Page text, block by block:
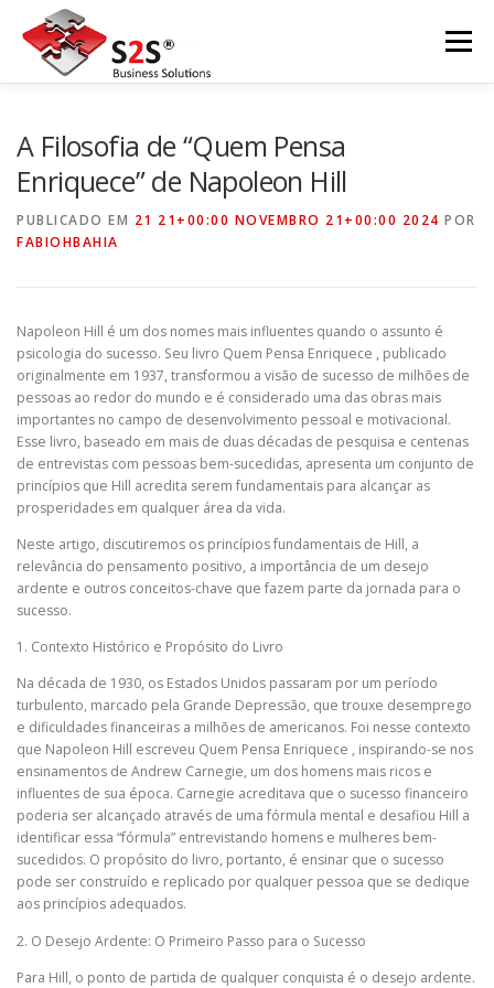
para
conteúdo
Menu
A Filosofia de “Quem Pensa
Enriquece” de Napoleon Hill
PUBLICADO EM 21 21+00:00 NOVEMBRO 21+00:00 2024 POR
FABIOHBAHIA
Napoleon Hill é um dos nomes mais influentes quando o assunto é
psicologia do sucesso. Seu livro Quem Pensa Enriquece , publicado
originalmente em 1937, transformou a visão de sucesso de milhões de
pessoas ao redor do mundo e é considerado uma das obras mais
importantes no campo de desenvolvimento pessoal e motivacional.
Esse livro, baseado em mais de duas décadas de pesquisa e centenas
de entrevistas com pessoas bem-sucedidas, apresenta um conjunto de
princípios que Hill acredita serem fundamentais para alcançar as
prosperidades em qualquer área da vida.
Neste artigo, discutiremos os princípios fundamentais de Hill, a
relevância do pensamento positivo, a importância de um desejo
ardente e outros conceitos-chave que fazem parte da jornada para o
sucesso.
1. Contexto Histórico e Propósito do Livro
Na década de 1930, os Estados Unidos passaram por um período
turbulento, marcado pela Grande Depressão, que trouxe desemprego
e dificuldades financeiras a milhões de americanos. Foi nesse contexto
que Napoleon Hill escreveu Quem Pensa Enriquece , inspirando-se nos
ensinamentos de Andrew Carnegie, um dos homens mais ricos e
influentes de sua época. Carnegie acreditava que o sucesso financeiro
poderia ser alcançado através de uma fórmula mental e desafiou Hill a
identificar essa “fórmula” entrevistando homens e mulheres bem-
sucedidos. O propósito do livro, portanto, é ensinar que o sucesso
pode ser construído e replicado por qualquer pessoa que se dedique
aos princípios adequados.
2. O Desejo Ardente: O Primeiro Passo para o Sucesso
Para Hill, o ponto de partida de qualquer conquista é o desejo ardente.